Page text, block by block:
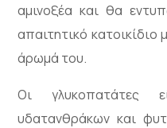
αμινοξέα και θα
απαιτητικό κατοικίδιο
άρωμά του.
Οι γλυκοπατάτες
υδατανθράκων και